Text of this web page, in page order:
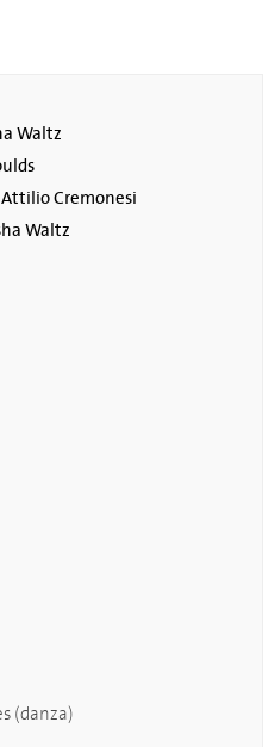
Waltz
Attilio Cremonesi
Waltz
(danza)